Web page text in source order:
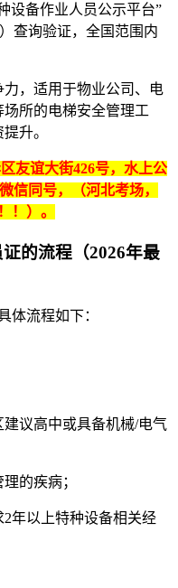
设备作业人员公示平台”
查询验证，全国范围内
，适用于物业公司、电
所的电梯安全管理工
升‌‌。
友谊大街426号，水上公
信同号，（河北考场，
！）。
的流程（2026年最
体流程如下：
议高中或具备机械/电气
的疾病；
年以上特种设备相关经